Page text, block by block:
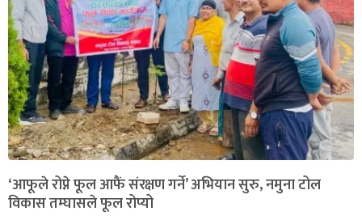
‘आफूले रोप्ने फूल आफैं संरक्षण गर्ने’ अभियान सुरु, नमुना टोल
विकास तम्घासले फूल रोप्यो